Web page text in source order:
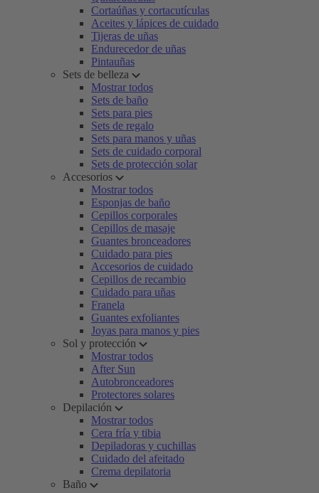
Cortaúñas y cortacutículas
Aceites y lápices de cuidado
Tijeras de uñas
Endurecedor de uñas
Pintauñas
Sets de belleza
Mostrar todos
Sets de baño
Sets para pies
Sets de regalo
Sets para manos y uñas
Sets de cuidado corporal
Sets de protección solar
Accesorios
Mostrar todos
Esponjas de baño
Cepillos corporales
Cepillos de masaje
Guantes bronceadores
Cuidado para pies
Accesorios de cuidado
Cepillos de recambio
Cuidado para uñas
Franela
Guantes exfoliantes
Joyas para manos y pies
Sol y protección
Mostrar todos
After Sun
Autobronceadores
Protectores solares
Depilación
Mostrar todos
Cera fría y tibia
Depiladoras y cuchillas
Cuidado del afeitado
Crema depilatoria
Baño